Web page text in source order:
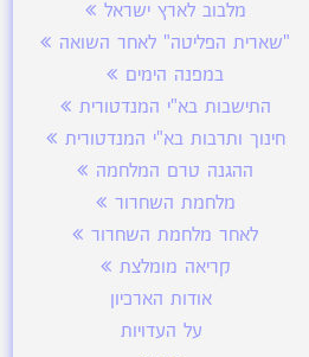
מלבוב לארץ ישראל
"שארית הפליטה" לאחר השואה
במפנה הימים
התישבות בא"י המנדטורית
חינוך ותרבות בא"י המנדטורית
ההגנה טרם המלחמה
מלחמת השחרור
לאחר מלחמת השחרור
קריאה מומלצת
אודות הארכיון
על העדויות